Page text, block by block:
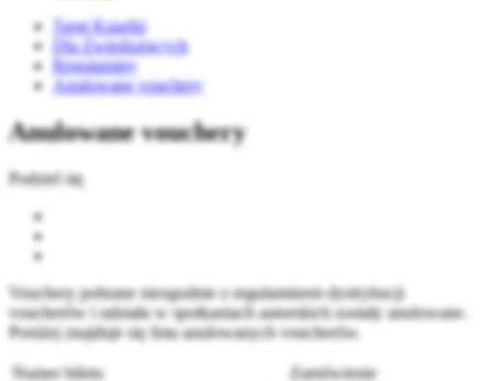
Targi Książki
Dla Zwiedzających
Regulaminy
Anulowane vouchery
Anulowane vouchery
Podziel się
Vouchery pobrane niezgodnie z regulaminem dystrybucji
voucherów i udziału w spotkaniach autorskich zostały anulowane.
Poniżej znajduje się lista anulowanych voucherów.
Numer biletu
Zamówienie